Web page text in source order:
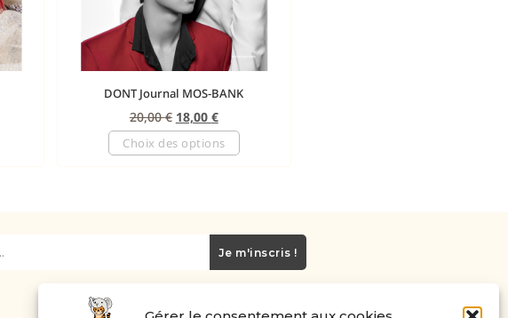
DONT Journal MOS-BANK
20,00€ 18,00 €
Choix des options
Je m'inscris !